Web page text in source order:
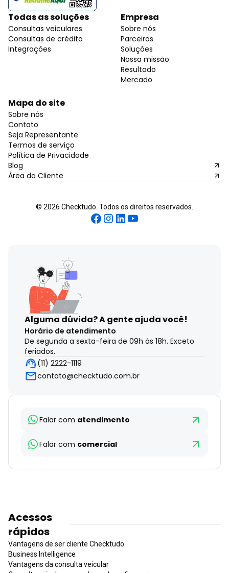
Todas as soluções
Consultas veiculares
Consultas de crédito
Integrações
Empresa
Sobre nós
Parceiros
Soluções
Nossa missão
Resultado
Mercado
Mapa do site
Sobre nós
Contato
Seja Representante
Termos de serviço
Política de Privacidade
Blog
Área do Cliente
© 2026 Checktudo. Todos os direitos reservados.
Alguma dúvida?A gente ajuda você!
Horário de atendimento
De segunda a sexta-feira de 09h às 18h. Exceto
feriados.
(11) 2222-1119
contato@checktudo.com.br
Falar com atendimento
Falar com comercial
Acessos
rápidos
Vantagens de ser cliente Checktudo
Business Intelligence
Vantagens da consulta veicular